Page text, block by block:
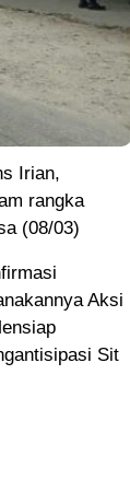
Irian,
rangka
(08/03)
Aksi
Sit